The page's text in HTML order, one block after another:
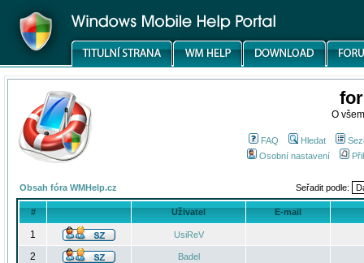
O
FAQ Hledat
Osobní nastavení
Obsah fóra WMHelp.cz Seřadit podle:
# Uživatel E-mail
1 UsiReV
2 Badel